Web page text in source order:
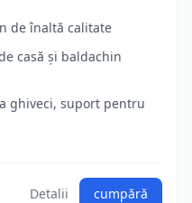
de înaltă calitate
casă și baldachin
ghiveci, suport pentru
Detalii cumpără